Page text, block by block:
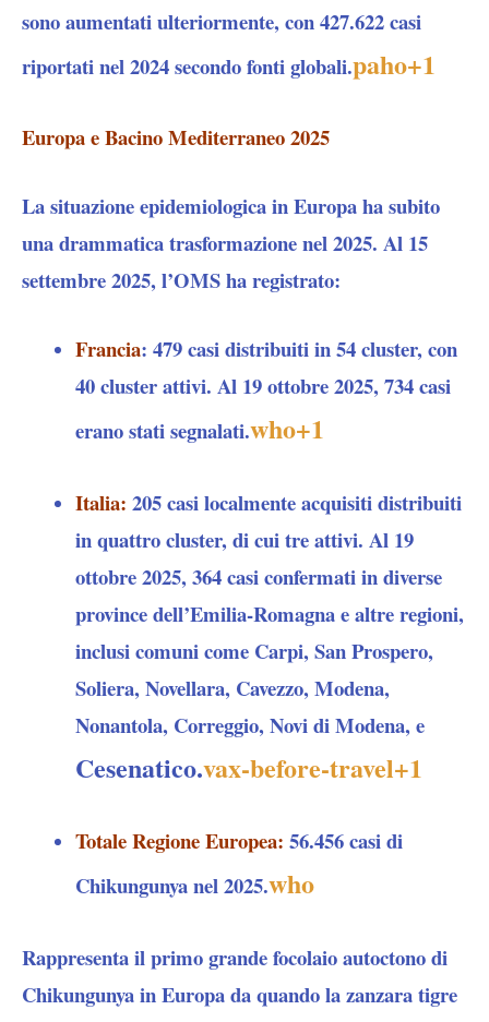
sono aumentati ulteriormente, con 427.622 casi
riportati nel 2024 secondo fonti globali.paho+1
Europa e Bacino Mediterraneo 2025
La situazione epidemiologica in Europa ha subito
una drammatica trasformazione nel 2025. Al 15
settembre 2025, l’OMS ha registrato:
Francia: 479 casi distribuiti in 54 cluster, con
40 cluster attivi. Al 19 ottobre 2025, 734 casi
erano stati segnalati.who+1
Italia: 205 casi localmente acquisiti distribuiti
in quattro cluster, di cui tre attivi. Al 19
ottobre 2025, 364 casi confermati in diverse
province dell’Emilia-Romagna e altre regioni,
inclusi comuni come Carpi, San Prospero,
Soliera, Novellara, Cavezzo, Modena,
Nonantola, Correggio, Novi di Modena, e
Cesenatico.vax-before-travel+1
Totale Regione Europea: 56.456 casi di
Chikungunya nel 2025.who
Rappresenta il primo grande focolaio autoctono di
Chikungunya in Europa da quando la zanzara tigre